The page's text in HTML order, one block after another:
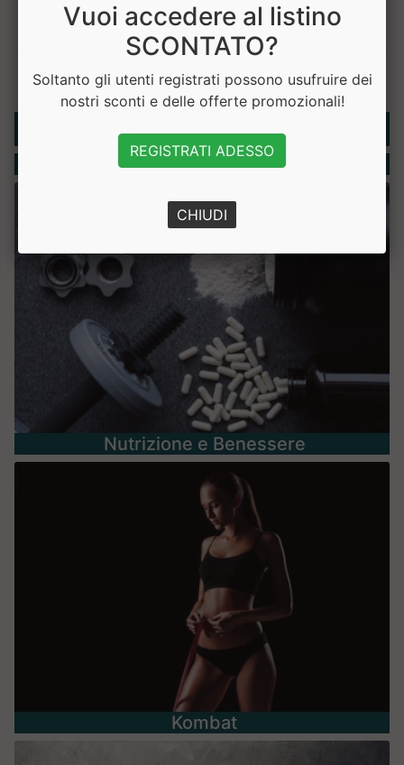
Rubriche
Integratori
Nutrizione e Benessere
Kombat
Vuoi accedere al listino
SCONTATO?
Soltanto gli utenti registrati possono usufruire dei
nostri sconti e delle offerte promozionali!
REGISTRATI ADESSO
CHIUDI